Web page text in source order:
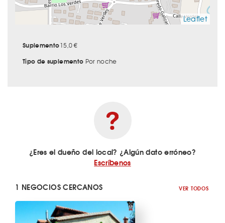
Leaflet
Suplemento15,0 €
Tipo de suplemento Por noche
¿Eres el dueño del local? ¿Algún dato erróneo?
Escríbenos
1 NEGOCIOS CERCANOS VER TODOS